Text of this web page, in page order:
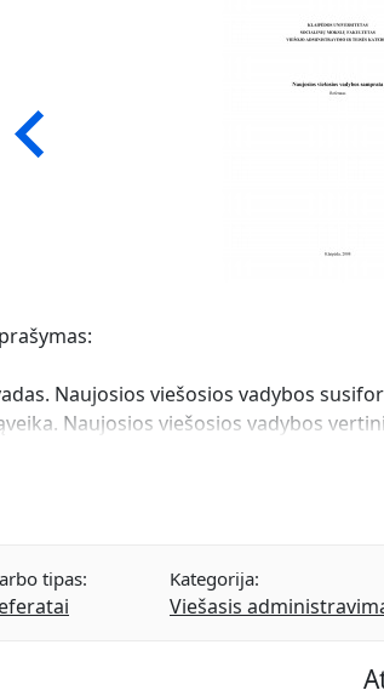
Naujosios viešosios vadybos
Naujosios viešosios vadybos
tipas: Kategorija:
Viešasis